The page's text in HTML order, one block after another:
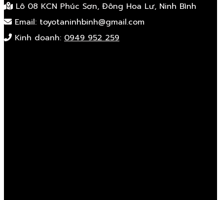
Lô 08 KCN Phúc Sơn, Đông Hoa Lư, Ninh Bình
Email: toyotaninhbinh@gmail.com
Kinh doanh: 0949 952 259